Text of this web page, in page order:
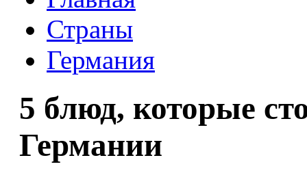
Страны
Германия
5 блюд, которые
Германии